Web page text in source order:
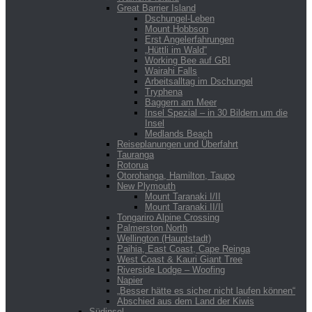
Great Barrier Island
Dschungel-Leben
Mount Hobbson
Erst Angelerfahrungen
„Hüttli im Wald“
Working Bee auf GBI
Wairahi Falls
Arbeitsalltag im Dschungel
Tryphena
Baggern am Meer
Insel Spezial – in 30 Bildern um die
Insel
Medlands Beach
Reiseplanungen und Überfahrt
Tauranga
Rotorua
Otorohanga, Hamilton, Taupo
New Plymouth
Mount Taranaki I/II
Mount Taranaki II/II
Tongariro Alpine Crossing
Palmerston North
Wellington (Hauptstadt)
Paihia, East Coast, Cape Reinga
West Coast & Kauri Giant Tree
Riverside Lodge – Woofing
Napier
„Besser hätte es sicher nicht laufen können“
Abschied aus dem Land der Kiwis